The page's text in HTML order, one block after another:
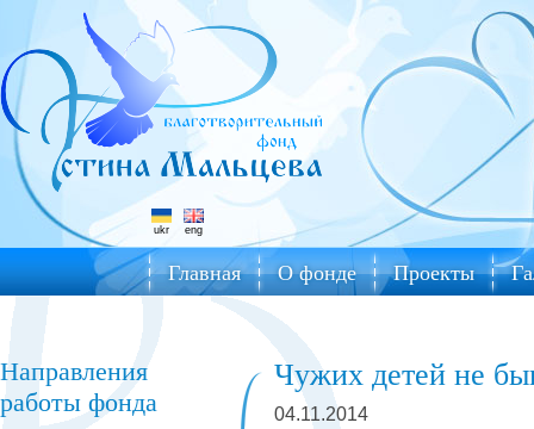
ukr eng
Главная О фонде Проекты
Направления
работы фонда
Чужих детей не
04.11.2014